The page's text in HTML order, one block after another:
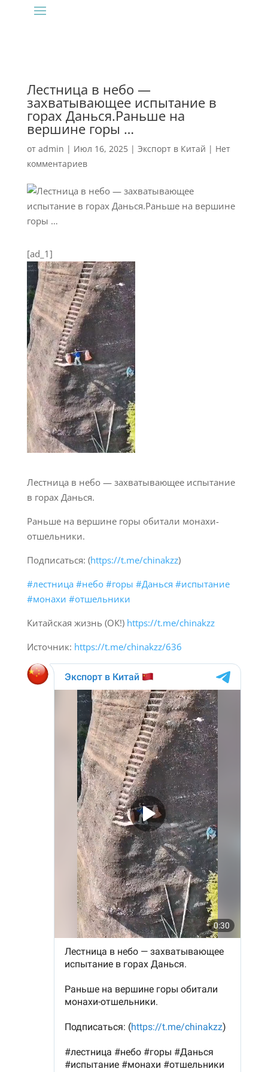
Лестница в небо —
захватывающее испытание в
горах Данься.Раньше на
вершине горы …
от admin | Июл 16, 2025| Экспорт в Китай | Нет
комментариев
[ad_1]
Лестница в небо — захватывающее испытание
в горах Данься.
Раньше на вершине горы обитали монахи-
отшельники.
Подписаться: (https://t.me/chinakzz)
#лестница #небо #горы #Данься #испытание
#монахи #отшельники
Китайская жизнь (ОК!) https://t.me/chinakzz
Источник: https://t.me/chinakzz/636